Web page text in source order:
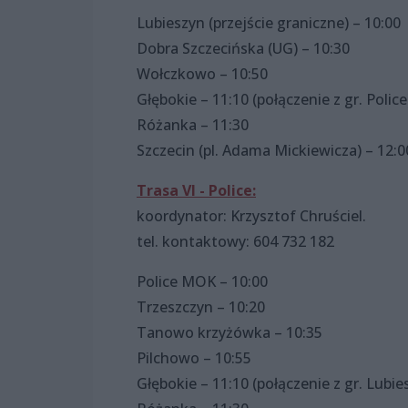
Lubieszyn (przejście graniczne) – 10:00
Dobra Szczecińska (UG) – 10:30
Wołczkowo – 10:50
Głębokie – 11:10 (połączenie z gr.
Różanka – 11:30
Szczecin (pl. Adama Mickiewicza) –
Trasa VI - Police:
koordynator: Krzysztof Chruściel.
tel. kontaktowy: 604 732 182
Police MOK – 10:00
Trzeszczyn – 10:20
Tanowo krzyżówka – 10:35
Pilchowo – 10:55
Głębokie – 11:10 (połączenie z gr.